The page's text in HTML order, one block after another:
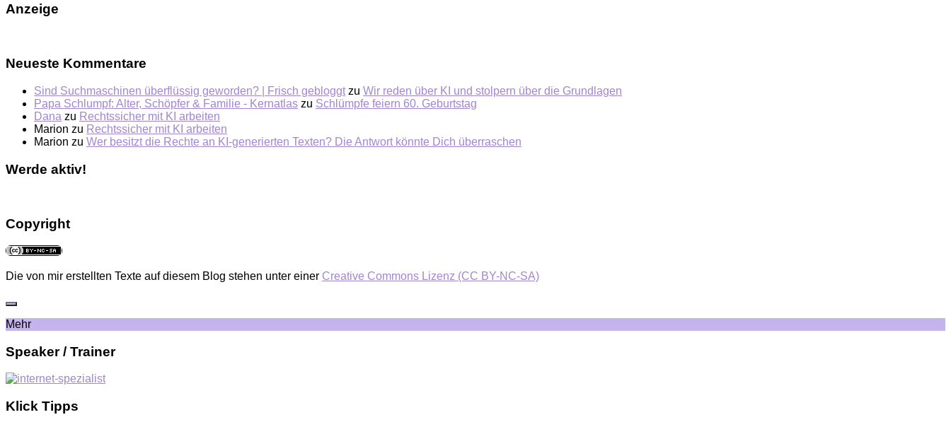
Anzeige
Neueste Kommentare
Sind Suchmaschinen überflüssig geworden? | Frisch gebloggt zu Wir reden über KI und stolpern über die Grundlagen
Papa Schlumpf: Alter, Schöpfer & Familie - Kernatlas zu Schlümpfe feiern 60. Geburtstag
Dana zu Rechtssicher mit KI arbeiten
Marion zu Rechtssicher mit KI arbeiten
Marion zu Wer besitzt die Rechte an KI-generierten Texten? Die Antwort könnte Dich überraschen
Werde aktiv!
Copyright
Die von mir erstellten Texte auf diesem Blog stehen unter einer Creative Commons Lizenz (CC BY-NC-SA)
Mehr
Speaker / Trainer
Klick Tipps